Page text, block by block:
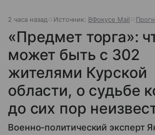
2 часа назад Источник: ВФокусе Mail
«Предмет торга»:
может быть с 302
жителями Курской
области, о судьбе
до сих пор
Военно-политический эксперт